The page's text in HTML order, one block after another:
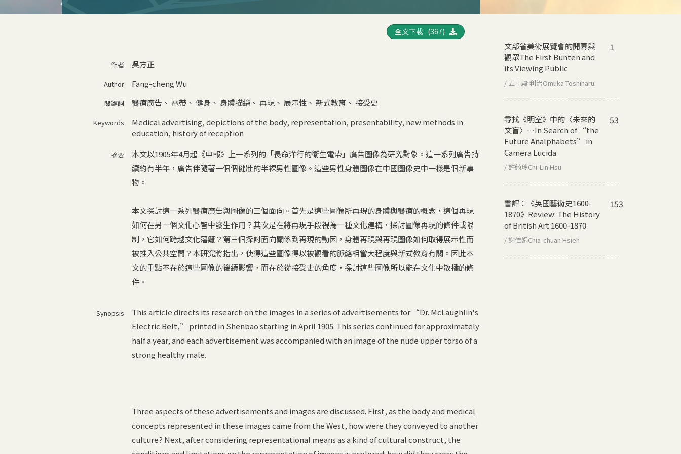
作者 吳方正
Author Fang-cheng Wu
關鍵詞 醫療廣告 、 電帶、 健身 、 身體描繪、 再現、 展示性、 新式教育 、 接受史
Keywords Medical advertising,depictions of the body, representation, presentability, new methods in
education, history of reception
摘要
本文以1905年4月起《申報》上一系列的「長命洋行的衛生電帶」廣告圖像為研究對象。這一系列廣告持
續約有半年，廣告伴隨著一個個健壯的半裸男性圖像。這些男性身體圖像在中國圖像史中一樣是個新事
物。
本文探討這一系列醫療廣告與圖像的三個面向。首先是這些圖像所再現的身體與醫療的概念，這個再現
如何在另一個文化心智中發生作用？其次是在將再現手段視為一種文化建構，探討圖像再現的條件或限
制，它如何跨越文化藩籬？第三個探討面向關係到再現的動因，身體再現與再現圖像如何取得展示性而
被推入公共空間？本研究將指出，使得這些圖像得以被觀看的脈絡相當大程度與新式教育有關。因此本
文的重點不在於這些圖像的後續影響，而在於從接受史的角度，探討這些圖像所以能在文化中散播的條
件。
Synopsis
This article directs its research on the images in a series of advertisements for “Dr. McLaughlin's
Electric Belt,” printed in Shenbao starting in April 1905. This series continued for approximately
half a year, and each advertisement was accompanied with an image of the nude upper torso of a
strong healthy male.
Three aspects of these advertisements and images are discussed. First, as the body and medical
concepts represented in these images came from the West, how were they conveyed to another
culture? Next, after considering representational means as a kind of cultural construct, the
文部省美術展覽會的開幕與
觀眾The First Bunten and
its Viewing Public
/ 五十殿 利治Omuka Toshiharu
1
尋找《明室》中的〈未來的
文盲〉…In Search of “the
Future Analphabets” in
Camera Lucida
/ 許綺玲Chi-Lin Hsu
53
書評：《英國藝術史1600-
1870》 Review: The History
of British Art 1600-1870
/ 謝佳娟Chia-chuan Hsieh
153